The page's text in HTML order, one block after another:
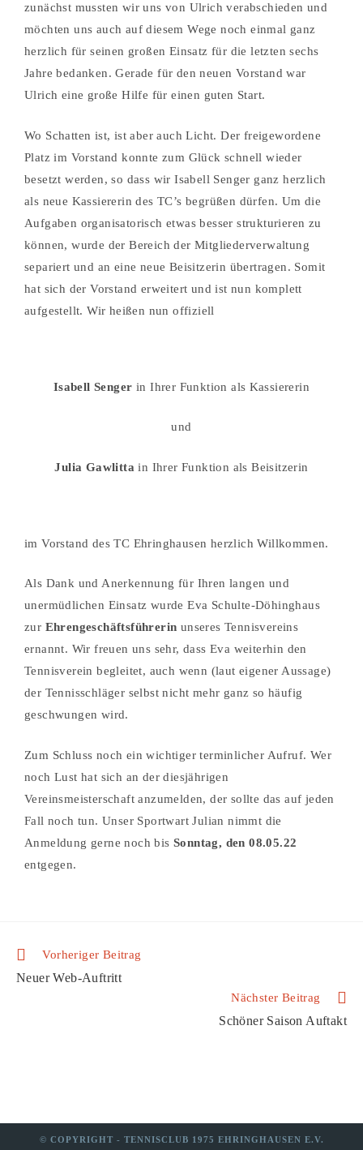
zunächst mussten wir uns von Ulrich verabschieden und
möchten uns auch auf diesem Wege noch einmal ganz
herzlich für seinen großen Einsatz für die letzten sechs
Jahre bedanken. Gerade für den neuen Vorstand war
Ulrich eine große Hilfe für einen guten Start.
Wo Schatten ist, ist aber auch Licht. Der freigewordene
Platz im Vorstand konnte zum Glück schnell wieder
besetzt werden, so dass wir Isabell Senger ganz herzlich
als neue Kassiererin des TC’s begrüßen dürfen. Um die
Aufgaben organisatorisch etwas besser strukturieren zu
können, wurde der Bereich der Mitgliederverwaltung
separiert und an eine neue Beisitzerin übertragen. Somit
hat sich der Vorstand erweitert und ist nun komplett
aufgestellt. Wir heißen nun offiziell
Isabell Senger in Ihrer Funktion als Kassiererin
und
Julia Gawlitta in Ihrer Funktion als Beisitzerin
im Vorstand des TC Ehringhausen herzlich Willkommen.
Als Dank und Anerkennung für Ihren langen und
unermüdlichen Einsatz wurde Eva Schulte-Döhinghaus
zur Ehrengeschäftsführerin unseres Tennisvereins
ernannt. Wir freuen uns sehr, dass Eva weiterhin den
Tennisverein begleitet, auch wenn (laut eigener Aussage)
der Tennisschläger selbst nicht mehr ganz so häufig
geschwungen wird.
Zum Schluss noch ein wichtiger terminlicher Aufruf. Wer
noch Lust hat sich an der diesjährigen
Vereinsmeisterschaft anzumelden, der sollte das auf jeden
Fall noch tun. Unser Sportwart Julian nimmt die
Anmeldung gerne noch bis Sonntag, den 08.05.22
entgegen.
Vorheriger Beitrag
Neuer Web-Auftritt
Nächster Beitrag
Schöner Saison Auftakt
© COPYRIGHT - TENNISCLUB 1975 EHRINGHAUSEN E.V.